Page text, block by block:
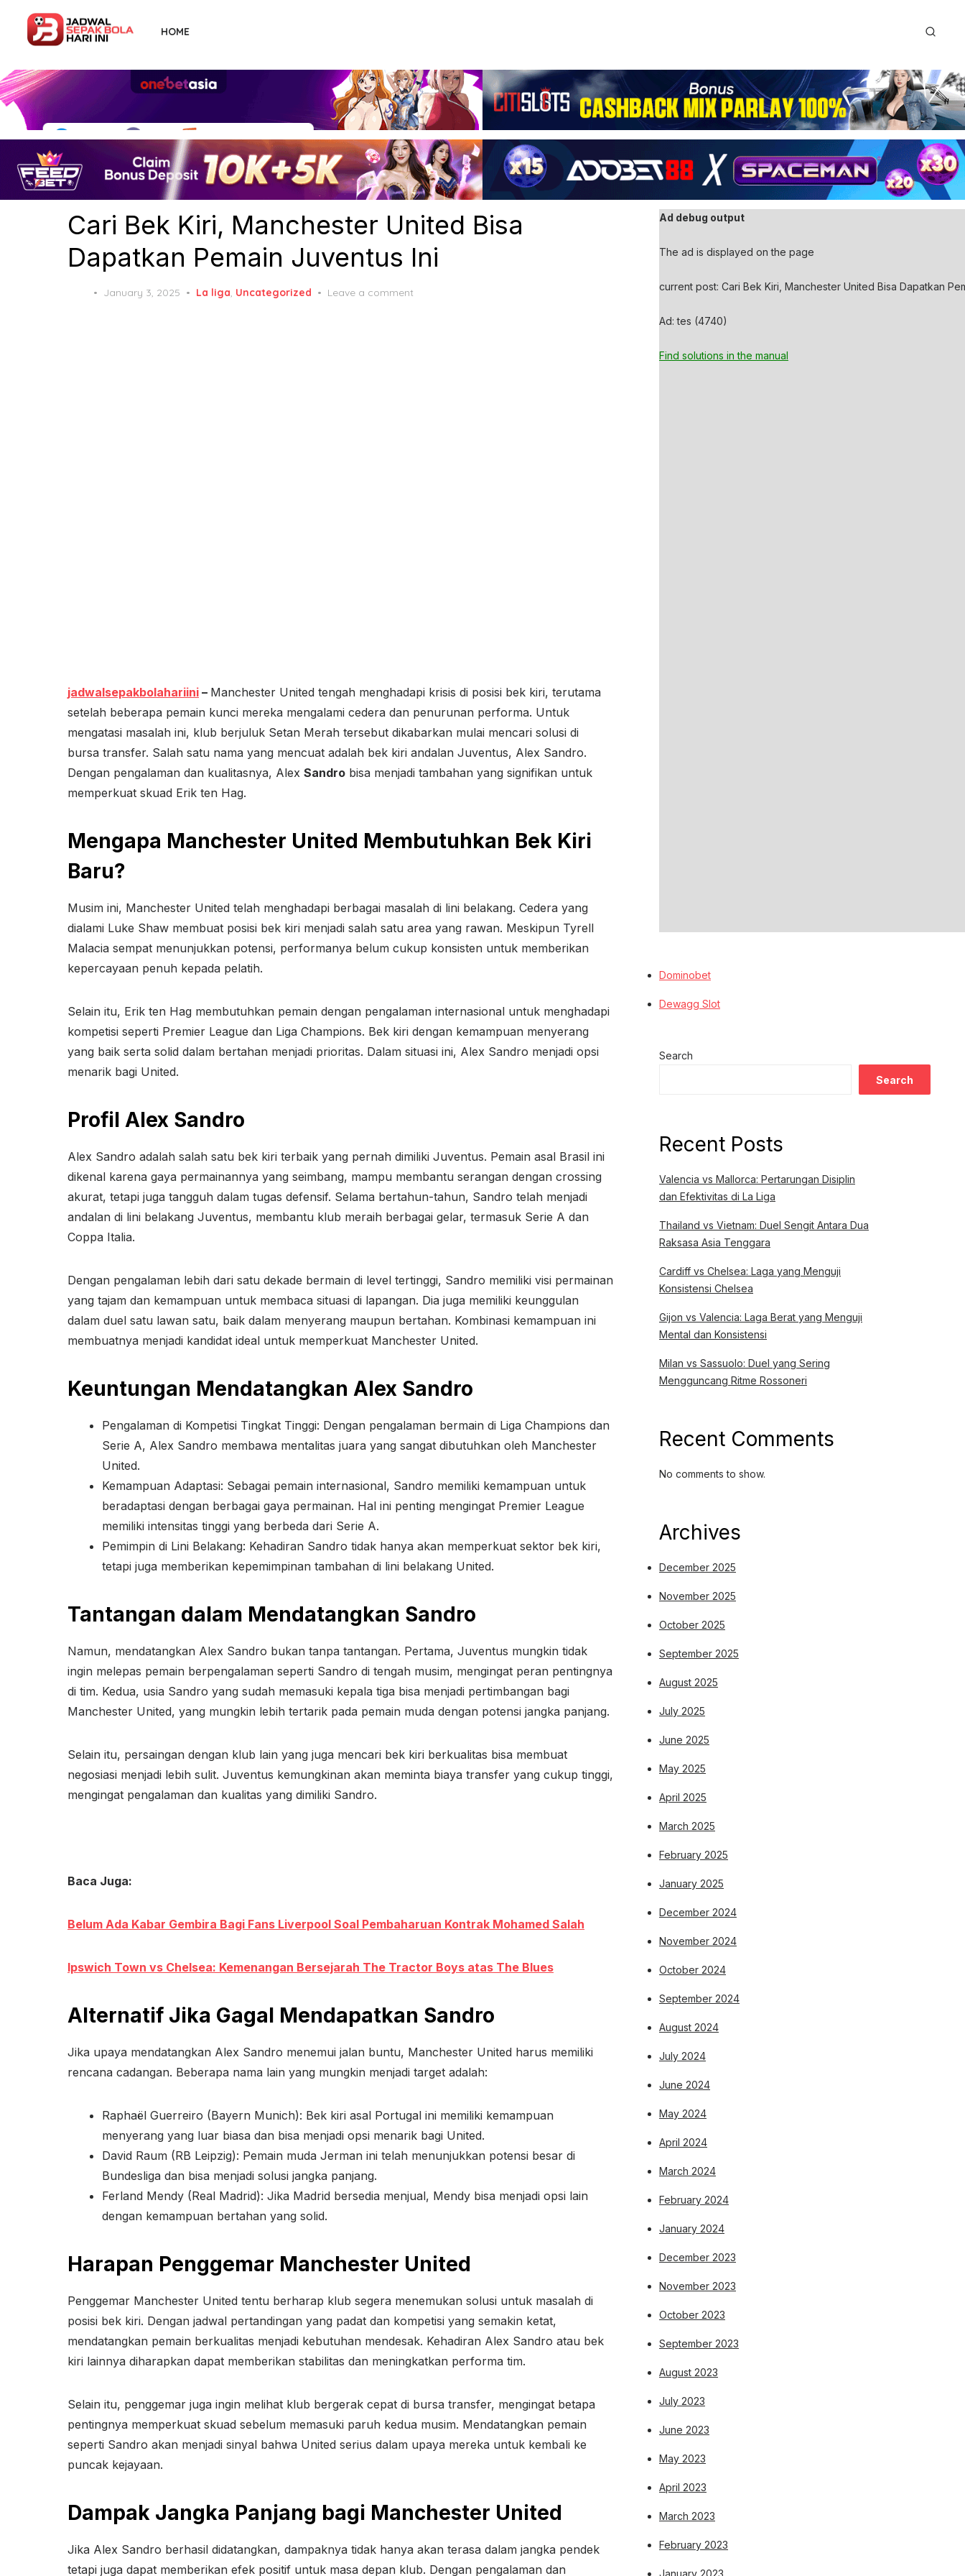
content
HOME
Cari Bek Kiri, Manchester United Bisa
Dapatkan Pemain Juventus Ini
Posted
January 3, 2025 La liga, Uncategorized Leave a comment
jadwalsepakbolahariini – Manchester United tengah menghadapi krisis di posisi bek kiri, terutama
setelah beberapa pemain kunci mereka mengalami cedera dan penurunan performa. Untuk
mengatasi masalah ini, klub berjuluk Setan Merah tersebut dikabarkan mulai mencari solusi di
bursa transfer. Salah satu nama yang mencuat adalah bek kiri andalan Juventus, Alex Sandro.
Dengan pengalaman dan kualitasnya, Alex Sandro bisa menjadi tambahan yang signifikan untuk
memperkuat skuad Erik ten Hag.
Mengapa Manchester United Membutuhkan Bek Kiri
Baru?
Musim ini, Manchester United telah menghadapi berbagai masalah di lini belakang. Cedera yang
dialami Luke Shaw membuat posisi bek kiri menjadi salah satu area yang rawan. Meskipun Tyrell
Malacia sempat menunjukkan potensi, performanya belum cukup konsisten untuk memberikan
kepercayaan penuh kepada pelatih.
Selain itu, Erik ten Hag membutuhkan pemain dengan pengalaman internasional untuk menghadapi
kompetisi seperti Premier League dan Liga Champions. Bek kiri dengan kemampuan menyerang
yang baik serta solid dalam bertahan menjadi prioritas. Dalam situasi ini, Alex Sandro menjadi opsi
menarik bagi United.
Profil Alex Sandro
Alex Sandro adalah salah satu bek kiri terbaik yang pernah dimiliki Juventus. Pemain asal Brasil ini
dikenal karena gaya permainannya yang seimbang, mampu membantu serangan dengan crossing
akurat, tetapi juga tangguh dalam tugas defensif. Selama bertahun-tahun, Sandro telah menjadi
andalan di lini belakang Juventus, membantu klub meraih berbagai gelar, termasuk Serie A dan
Coppa Italia.
Dengan pengalaman lebih dari satu dekade bermain di level tertinggi, Sandro memiliki visi permainan
yang tajam dan kemampuan untuk membaca situasi di lapangan. Dia juga memiliki keunggulan
dalam duel satu lawan satu, baik dalam menyerang maupun bertahan. Kombinasi kemampuan ini
membuatnya menjadi kandidat ideal untuk memperkuat Manchester United.
Keuntungan Mendatangkan Alex Sandro
Pengalaman di Kompetisi Tingkat Tinggi: Dengan pengalaman bermain di Liga Champions dan
Serie A, Alex Sandro membawa mentalitas juara yang sangat dibutuhkan oleh Manchester
United.
Kemampuan Adaptasi: Sebagai pemain internasional, Sandro memiliki kemampuan untuk
beradaptasi dengan berbagai gaya permainan. Hal ini penting mengingat Premier League
memiliki intensitas tinggi yang berbeda dari Serie A.
Pemimpin di Lini Belakang: Kehadiran Sandro tidak hanya akan memperkuat sektor bek kiri,
tetapi juga memberikan kepemimpinan tambahan di lini belakang United.
Tantangan dalam Mendatangkan Sandro
Namun, mendatangkan Alex Sandro bukan tanpa tantangan. Pertama, Juventus mungkin tidak
ingin melepas pemain berpengalaman seperti Sandro di tengah musim, mengingat peran pentingnya
di tim. Kedua, usia Sandro yang sudah memasuki kepala tiga bisa menjadi pertimbangan bagi
Manchester United, yang mungkin lebih tertarik pada pemain muda dengan potensi jangka panjang.
Selain itu, persaingan dengan klub lain yang juga mencari bek kiri berkualitas bisa membuat
negosiasi menjadi lebih sulit. Juventus kemungkinan akan meminta biaya transfer yang cukup tinggi,
mengingat pengalaman dan kualitas yang dimiliki Sandro.
Baca Juga:
Belum Ada Kabar Gembira Bagi Fans Liverpool Soal Pembaharuan Kontrak Mohamed Salah
Ipswich Town vs Chelsea: Kemenangan Bersejarah The Tractor Boys atas The Blues
Alternatif Jika Gagal Mendapatkan Sandro
Jika upaya mendatangkan Alex Sandro menemui jalan buntu, Manchester United harus memiliki
rencana cadangan. Beberapa nama lain yang mungkin menjadi target adalah:
Raphaël Guerreiro (Bayern Munich): Bek kiri asal Portugal ini memiliki kemampuan
menyerang yang luar biasa dan bisa menjadi opsi menarik bagi United.
David Raum (RB Leipzig): Pemain muda Jerman ini telah menunjukkan potensi besar di
Bundesliga dan bisa menjadi solusi jangka panjang.
Ferland Mendy (Real Madrid): Jika Madrid bersedia menjual, Mendy bisa menjadi opsi lain
dengan kemampuan bertahan yang solid.
Harapan Penggemar Manchester United
Penggemar Manchester United tentu berharap klub segera menemukan solusi untuk masalah di
posisi bek kiri. Dengan jadwal pertandingan yang padat dan kompetisi yang semakin ketat,
mendatangkan pemain berkualitas menjadi kebutuhan mendesak. Kehadiran Alex Sandro atau bek
kiri lainnya diharapkan dapat memberikan stabilitas dan meningkatkan performa tim.
Selain itu, penggemar juga ingin melihat klub bergerak cepat di bursa transfer, mengingat betapa
pentingnya memperkuat skuad sebelum memasuki paruh kedua musim. Mendatangkan pemain
seperti Sandro akan menjadi sinyal bahwa United serius dalam upaya mereka untuk kembali ke
puncak kejayaan.
Dampak Jangka Panjang bagi Manchester United
Jika Alex Sandro berhasil didatangkan, dampaknya tidak hanya akan terasa dalam jangka pendek
tetapi juga dapat memberikan efek positif untuk masa depan klub. Dengan pengalaman dan
Ad debug output
The ad is displayed on the page
current post: Cari Bek Kiri, Manchester United Bisa Dapatkan
Ad: tes (4740)
Find solutions in the manual
Dominobet
Dewagg Slot
Search
Search
Recent Posts
Valencia vs Mallorca: Pertarungan Disiplin
dan Efektivitas di La Liga
Thailand vs Vietnam: Duel Sengit Antara Dua
Raksasa Asia Tenggara
Cardiff vs Chelsea: Laga yang Menguji
Konsistensi Chelsea
Gijon vs Valencia: Laga Berat yang Menguji
Mental dan Konsistensi
Milan vs Sassuolo: Duel yang Sering
Mengguncang Ritme Rossoneri
Recent Comments
No comments to show.
Archives
December 2025
November 2025
October 2025
September 2025
August 2025
July 2025
June 2025
May 2025
April 2025
March 2025
February 2025
January 2025
December 2024
November 2024
October 2024
September 2024
August 2024
July 2024
June 2024
May 2024
April 2024
March 2024
February 2024
January 2024
December 2023
November 2023
October 2023
September 2023
August 2023
July 2023
June 2023
May 2023
April 2023
March 2023
February 2023